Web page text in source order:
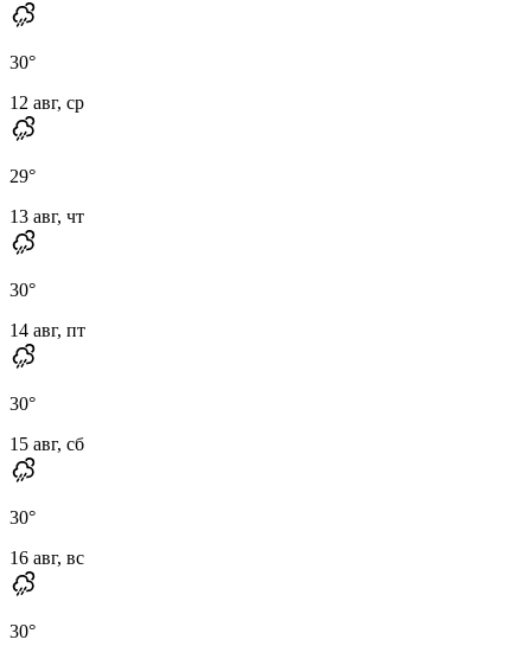
30°
12 авг, ср
29°
13 авг, чт
30°
14 авг, пт
30°
15 авг, сб
30°
16 авг, вс
30°